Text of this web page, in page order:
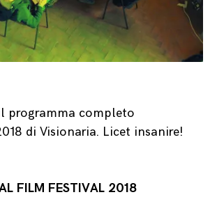
programma completo
di Visionaria. Licet insanire!
FILM FESTIVAL 2018